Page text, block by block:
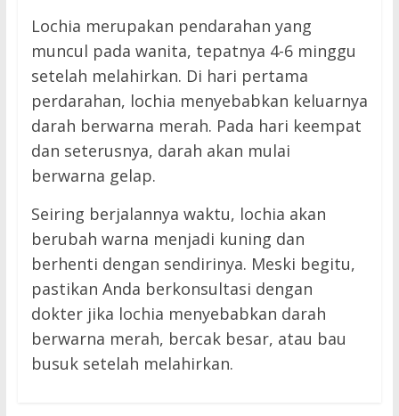
Lochia merupakan pendarahan yang
muncul pada wanita, tepatnya 4-6 minggu
setelah melahirkan. Di hari pertama
perdarahan, lochia menyebabkan keluarnya
darah berwarna merah. Pada hari keempat
dan seterusnya, darah akan mulai
berwarna gelap.
Seiring berjalannya waktu, lochia akan
berubah warna menjadi kuning dan
berhenti dengan sendirinya. Meski begitu,
pastikan Anda berkonsultasi dengan
dokter jika lochia menyebabkan darah
berwarna merah, bercak besar, atau bau
busuk setelah melahirkan.
← Previous
Hadapi Ancaman
Badai Luar
Angkasa, Ilmuwan
Ciptakan
Matahari Mini
Aneh! Shin Tae-
yong Nggak Tahu